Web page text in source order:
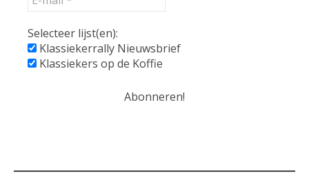
Selecteer lijst(en):
Klassiekerrally Nieuwsbrief
Klassiekers op de Koffie